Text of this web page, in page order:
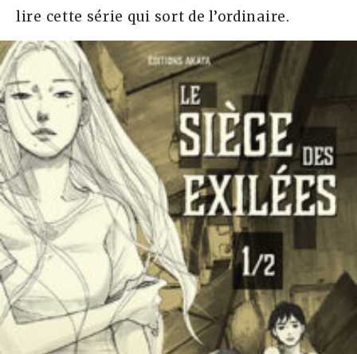
lire cette série qui sort de l’ordinaire.